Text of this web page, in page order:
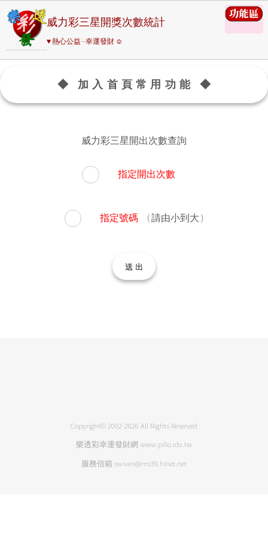
威力彩三星開獎次數統計
♥ 熱心公益--幸運發財 ☺
◆ 加入首頁常用功能 ◆
威力彩三星開出次數查詢
指定開出次數
指定號碼 ( 請由小到大 )
Copyright© 2002-2026 All Rights Reserved
樂透彩幸運發財網 www.pilio.idv.tw
服務信箱 swiven@ms39.hinet.net